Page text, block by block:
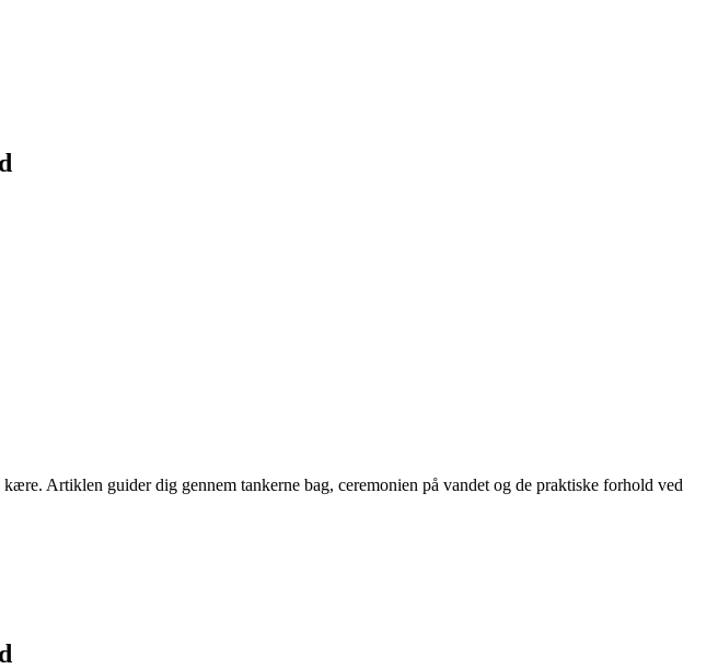
Artiklen guider dig gennem tankerne bag, ceremonien på vandet og de praktiske forhold ved